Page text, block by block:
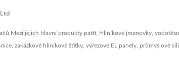
jejich hlavní produkty patří, Hliníkové jmenovky,
zakázkové hliníkové štítky, výřezové EL panely, průmyslové